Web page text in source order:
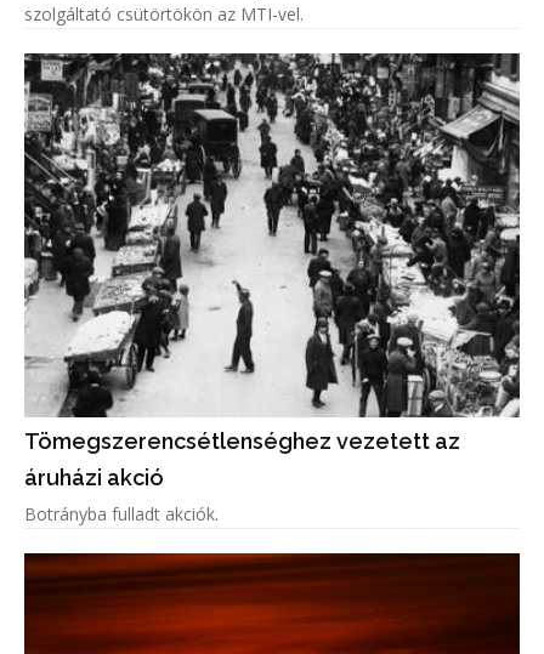
szolgáltató csütörtökön az MTI-vel.
Tömegszerencsétlenséghez vezetett az
áruházi akció
Botrányba fulladt akciók.